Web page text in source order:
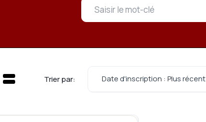
Trier par: Date d'inscription : Plus récent